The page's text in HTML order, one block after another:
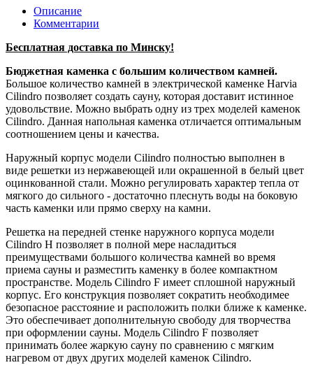
Описание
Комментарии
Бесплатная доставка по Минску!
Бюджетная каменка с большим количеством камней.
Большое количество камней в электрической каменке Harvia
Cilindro позволяет создать сауну, которая доставит истинное
удовольствие. Можно выбрать одну из трех моделей каменок
Cilindro. Данная напольная каменка отличается оптимальным
соотношением цены и качества.
Наружный корпус модели Cilindro полностью выполнен в
виде решетки из нержавеющей или окрашенной в белый цвет
оцинкованной стали. Можно регулировать характер тепла от
мягкого до сильного - достаточно плеснуть воды на боковую
часть каменки или прямо сверху на камни.
Решетка на передней стенке наружного корпуса модели
Cilindro H позволяет в полной мере насладиться
преимуществами большого количества камней во время
приема сауны и разместить каменку в более компактном
пространстве. Модель Cilindro F имеет сплошной наружный
корпус. Его конструкция позволяет сократить необходимее
безопасное расстояние и расположить полки ближе к каменке.
Это обеспечивает дополнительную свободу для творчества
при оформлении сауны. Модель Cilindro F позволяет
принимать более жаркую сауну по сравнению с мягким
нагревом от двух других моделей каменок Cilindro.